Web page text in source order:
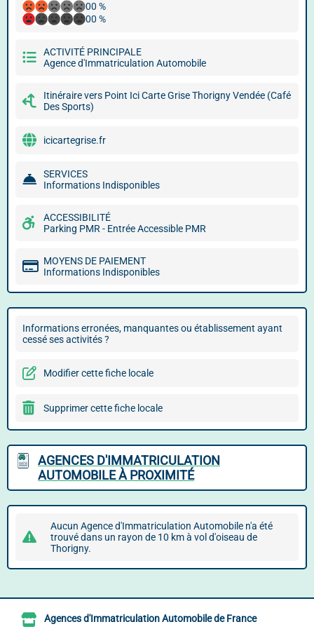
00 %
00 %
ACTIVITÉ PRINCIPALE
Agence d'Immatriculation Automobile
Itinéraire vers Point Ici Carte Grise Thorigny Vendée (Café
Des Sports)
icicartegrise.fr
SERVICES
Informations Indisponibles
ACCESSIBILITÉ
Parking PMR - Entrée Accessible PMR
MOYENS DE PAIEMENT
Informations Indisponibles
Informations erronées, manquantes ou établissement ayant
cessé ses activités ?
Modifier cette fiche locale
Supprimer cette fiche locale
AGENCES D'IMMATRICULATION
AUTOMOBILE À PROXIMITÉ
Aucun Agence d'Immatriculation Automobile n'a été
trouvé dans un rayon de 10 km à vol d'oiseau de
Thorigny.
Agences d'Immatriculation Automobile de France